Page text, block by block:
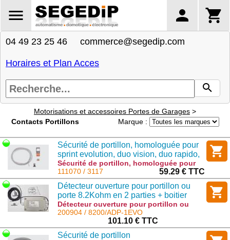
04 49 23 25 46 commerce@segedip.com
Horaires et Plan Acces
Motorisations et accessoires Portes de Garages >
Contacts PortillonsMarque :
Sécurité de portillon, homologuée pour
sprint evolution, duo vision, duo rapido,
et marathon SL
Sécurité de portillon, homologuée pour
sprint evolution, duo vision, duo rapido,
et marathon SL : 3117
111070 / 3117
59.29 € TTC
Détecteur ouverture pour portillon ou
porte 8.2Kohm en 2 parties + boitier
étanche à contacts avec cable 5m
Détecteur ouverture pour portillon ou
porte 8.2Kohm en 2 parties + boitier
étanche à contacts avec cable 5m :
8200/ADP-1EVO
200904 / 8200/ADP-1EVO
101.10 € TTC
Sécurité de portillon